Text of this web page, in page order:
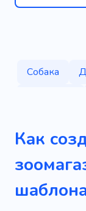
Собака
Доставка
Лабрадоры
Как